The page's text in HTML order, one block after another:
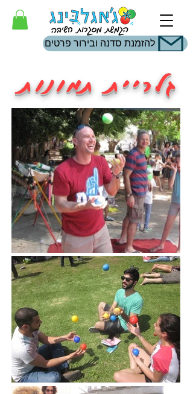
להזמנת סדנה ובירור פרטים
גלריית תמונות